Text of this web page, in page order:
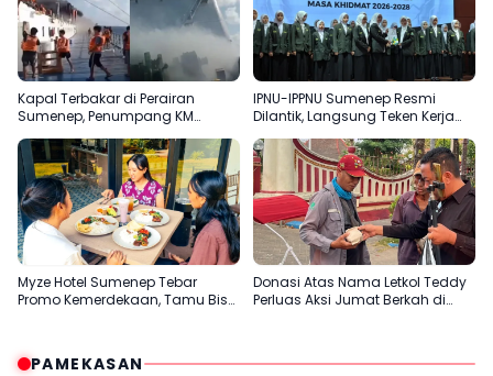
Kapal Terbakar di Perairan
Sumenep, Penumpang KM
IPNU-IPPNU Sumenep Resmi
Dilantik, Langsung Teken Kerja
Kampus
Myze Hotel Sumenep Tebar
Promo Kemerdekaan, Tamu Bisa
Donasi Atas Nama Letkol Teddy
Perluas Aksi Jumat Berkah di
PAMEKASAN